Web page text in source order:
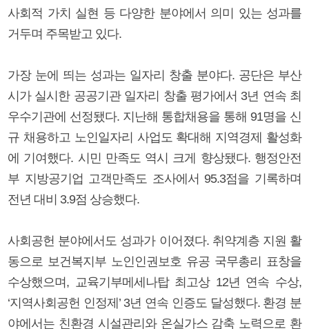
사회적 가치 실현 등 다양한 분야에서 의미 있는 성과를
거두며 주목받고 있다.
가장 눈에 띄는 성과는 일자리 창출 분야다. 공단은 부산
시가 실시한 공공기관 일자리 창출 평가에서 3년 연속 최
우수기관에 선정됐다. 지난해 통합채용을 통해 91명을 신
규 채용하고 노인일자리 사업도 확대해 지역경제 활성화
에 기여했다. 시민 만족도 역시 크게 향상됐다. 행정안전
부 지방공기업 고객만족도 조사에서 95.3점을 기록하며
전년 대비 3.9점 상승했다.
사회공헌 분야에서도 성과가 이어졌다. 취약계층 지원 활
동으로 보건복지부 노인인권보호 유공 국무총리 표창을
수상했으며, 교육기부메세나탑 최고상 12년 연속 수상,
‘지역사회공헌 인정제’ 3년 연속 인증도 달성했다. 환경 분
야에서는 친환경 시설관리와 온실가스 감축 노력으로 환